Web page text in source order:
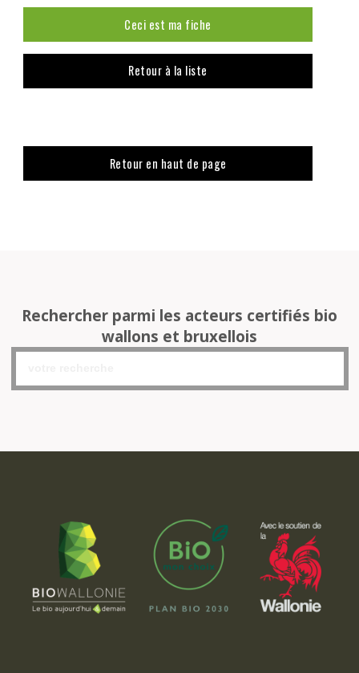
Ceci est ma fiche
Retour à la liste
Retour en haut de page
Rechercher parmi les acteurs certifiés bio
wallons et bruxellois